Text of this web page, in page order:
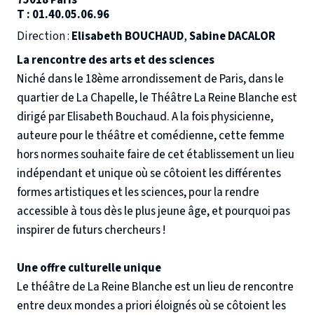
T : 01.40.05.06.96
Direction: Elisabeth BOUCHAUD,Sabine DACALOR
La rencontre des arts et des sciences
Niché dans le 18ème arrondissement de Paris, dans le
quartier de La Chapelle, le Théâtre La Reine Blanche est
dirigé par Elisabeth Bouchaud. A la fois physicienne,
auteure pour le théâtre et comédienne, cette femme
hors normes souhaite faire de cet établissement un lieu
indépendant et unique où se côtoient les différentes
formes artistiques et les sciences, pour la rendre
accessible à tous dès le plus jeune âge, et pourquoi pas
inspirer de futurs chercheurs !
Une offre culturelle unique
Le théâtre de La Reine Blanche est un lieu de rencontre
entre deux mondes a priori éloignés où se côtoient les